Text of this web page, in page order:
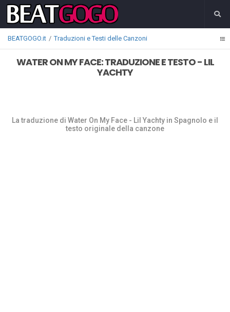
BEATGOGO.it Traduzioni e Testi delle Canzoni
WATER ON MY FACE: TRADUZIONE E TESTO - LIL
YACHTY
La traduzione di Water On My Face - Lil Yachty in Spagnolo e il
testo originale della canzone